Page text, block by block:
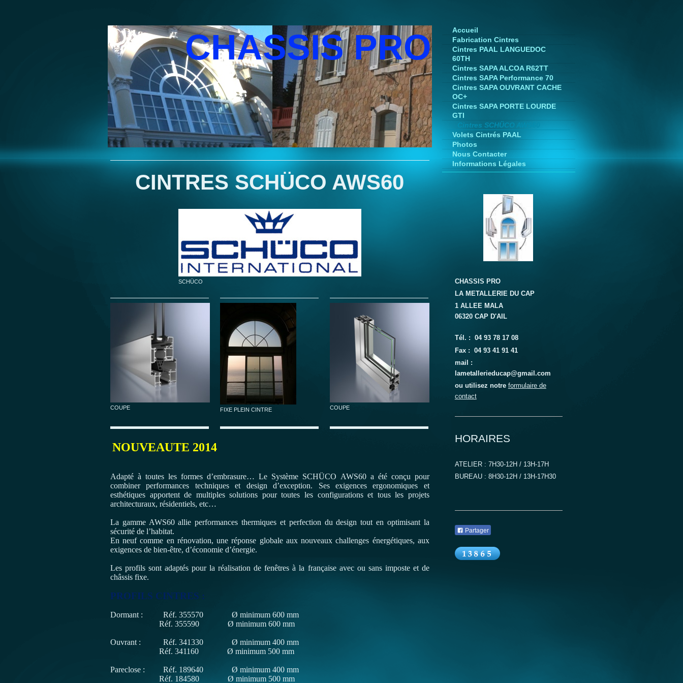
CHASSIS PRO
CINTRES SCHÜCO AWS60
SCHÜCO
COUPE FIXE PLEIN CINTRE COUPE
NOUVEAUTE 2014
Adapté à toutes les formes d’embrasure… Le Système SCHÜCO AWS60 a été conçu pour
combiner performances techniques et design d’exception. Ses exigences ergonomiques et
esthétiques apportent de multiples solutions pour toutes les configurations et tous les projets
architecturaux, résidentiels, etc…
La gamme AWS60 allie performances thermiques et perfection du design tout en optimisant la
sécurité de l’habitat.
En neuf comme en rénovation, une réponse globale aux nouveaux challenges énergétiques, aux
exigences de bien-être, d’économie d’énergie.
Les profils sont adaptés pour la réalisation de fenêtres à la française avec ou sans imposte et de
châssis fixe.
PROFILS CINTRES :
Dormant : Réf. 355570 Ø minimum 600 mm
Réf. 355590 Ø minimum 600 mm
Ouvrant : Réf. 341330 Ø minimum 400 mm
Réf. 341160 Ø minimum 500 mm
Pareclose : Réf. 189640 Ø minimum 400 mm
Réf. 184580 Ø minimum 500 mm
Accueil
Fabrication Cintres
Cintres PAAL LANGUEDOC
60TH
Cintres SAPA ALCOA R62TT
Cintres SAPA Performance 70
Cintres SAPA OUVRANT CACHE
OC+
Cintres SAPA PORTE LOURDE
GTI
Cintres SCHÜCO AWS60
Volets Cintrés PAAL
Photos
Nous Contacter
Informations Légales
CHASSIS PRO
LA METALLERIE DU CAP
1 ALLEE MALA
06320 CAP D'AIL
Tél. : 04 93 78 17 08
Fax : 04 93 41 91 41
mail :
lametallerieducap@gmail.com
ou utilisez notre formulaire de
contact
HORAIRES
ATELIER : 7H30-12H / 13H-17H
BUREAU : 8H30-12H / 13H-17H30
Partager